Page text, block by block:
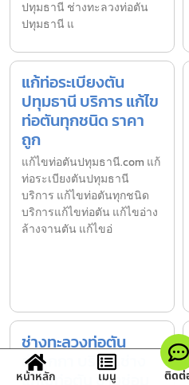
ปทุมธานี ช่างทะลวงท่อตัน
ปทุมธานี แ
แก้ท่อระเบียงตัน
ปทุมธานี บริการ แก้ไข
ท่อตันทุกชนิด ราคา
ถูก
แก้ไขท่อตันปทุมธานี.com แก้
ท่อระเบียงตันปทุมธานี
บริการ แก้ไขท่อตันทุกชนิด
บริการแก้ไขท่อตัน แก้ไขอ่าง
ล้างจานตัน แก้ไขอ่
ช่างทะลวงท่อตัน
ลำลูกกา บริการช่าง
แก้ไขท่อตัน ช่างซ่อม
หน้าหลัก เมนู ติดต่